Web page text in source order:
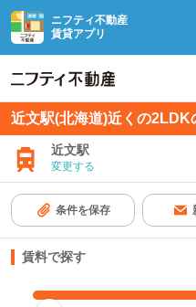
ニフティ不動産
賃貸アプリ
近文駅(北海道)近くの2LDK
近文駅
変更する
条件を保存
賃料で探す